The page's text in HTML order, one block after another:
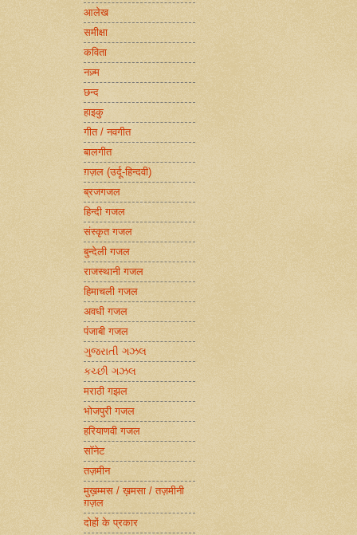
आलेख
समीक्षा
कविता
नज़्म
छन्द
हाइकु
गीत / नवगीत
बालगीत
ग़ज़ल (उर्दू-हिन्दवी)
ब्रजगजल
हिन्दी गजल
संस्कृत गजल
बुन्देली गजल
राजस्थानी गजल
हिमाचली गजल
अवधी गजल
पंजाबी गजल
ગુજરાતી ગઝલ
કચ્છી ગઝલ
मराठी गझल
भोजपुरी गजल
हरियाणवी गजल
सॉनेट
तज़मीन
मुख़म्मस / ख़मसा / तज़मीनी
ग़ज़ल
दोहों के प्रकार